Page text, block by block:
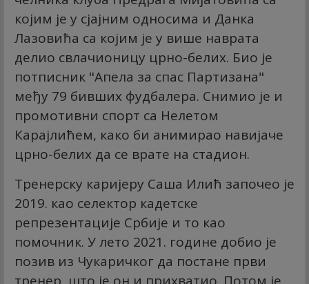
којим је у сјајним односима и Данка
Лазовића са којим је у више наврата
делио свлачионицу црно-белих. Био је
потписник "Апела за спас Партизана"
међу 79 бивших фудбалера. Снимио је и
промотивни спорт са Нелетом
Карајлићем, како би анимирао навијаче
црно-белих да се врате на стадион.
Тренерску каријеру Саша Илић започео је
2019. као селектор кадетске
репрезентације Србије и то као
помочник. У лето 2021. године добио је
позив из Чукаричког да постане први